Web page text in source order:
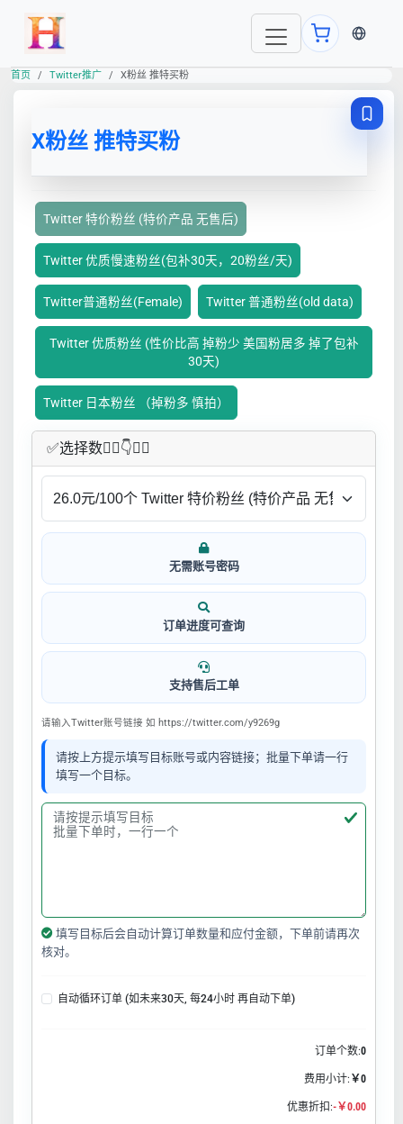
当前语
首页 Twitter推广 X粉丝 推特买粉
X粉丝 推特买粉
Twitter 特价粉丝 (特价产品 无售后)
Twitter 优质慢速粉丝(包补30天，20粉丝/天)
Twitter普通粉丝(Female) Twitter 普通粉丝(old data)
Twitter 优质粉丝 (性价比高 掉粉少 美国粉居多 掉了包补
30天)
Twitter 日本粉丝 （掉粉多 慎拍）
✅​选择数👇🏻​​👇👇🏻​​
无需账号密码
订单进度可查询
支持售后工单
请输入Twitter账号链接 如 https://twitter.com/y9269g
请按上方提示填写目标账号或内容链接；批量下单请一行
填写一个目标。
填写目标后会自动计算订单数量和应付金额，下单前请再次
核对。
自动循环订单 (如未来30天, 每24小时 再自动下单)
订单个数:0
费用小计: ￥0
优惠折扣:-￥0.00